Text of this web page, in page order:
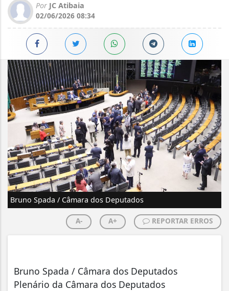
Por JC Atibaia
02/06/2026 08:34
Bruno Spada / Câmara dos Deputados
A- A+ REPORTAR ERROS
Bruno Spada / Câmara dos Deputados
Plenário da Câmara dos Deputados